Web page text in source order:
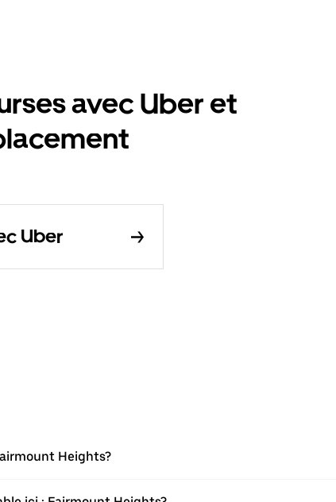
avec Uber et
Uber
Heights?